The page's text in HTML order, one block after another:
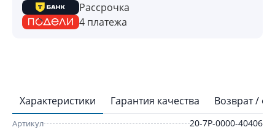
Рассрочка
4 платежа
Характеристики Гарантия качества Возврат /
Артикул 20-7P-0000-40406